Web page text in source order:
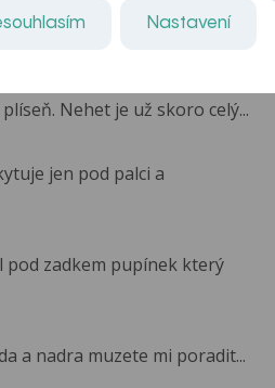
Nehet je už skoro celý...
jen pod palci a
pod zadkem pupínek který
a nadra muzete mi poradit...
Nastavení